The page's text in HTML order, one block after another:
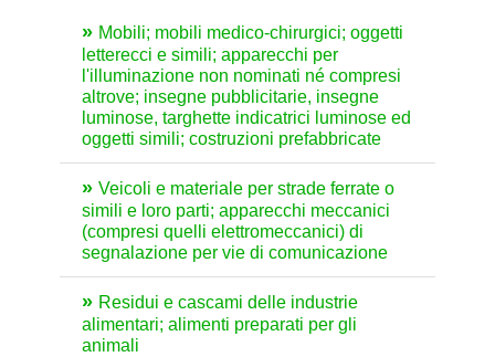
Mobili; mobili medico-chirurgici; oggetti
letterecci e simili; apparecchi per
l'illuminazione non nominati né compresi
altrove; insegne pubblicitarie, insegne
luminose, targhette indicatrici luminose ed
oggetti simili; costruzioni prefabbricate
Veicoli e materiale per strade ferrate o
simili e loro parti; apparecchi meccanici
(compresi quelli elettromeccanici) di
segnalazione per vie di comunicazione
Residui e cascami delle industrie
alimentari; alimenti preparati per gli
animali